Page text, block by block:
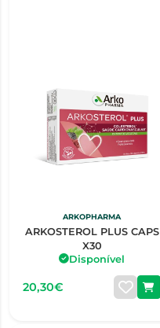
ARKOPHARMA
ARKOSTEROL PLUS CAPS
X30
Disponível
20,30€